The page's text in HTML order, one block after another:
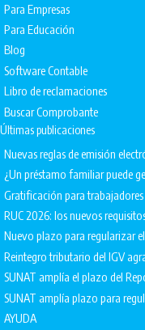
Para Empresas
Para Educación
Blog
Software Contable
Libro de reclamaciones
Buscar Comprobante
Últimas publicaciones
Nuevas reglas de emisión
¿Un préstamo familiar puede
Gratificación para
RUC 2026: los nuevos
Nuevo plazo para regularizar
Reintegro tributario del IGV
SUNAT amplía el plazo del
SUNAT amplía plazo para
AYUDA